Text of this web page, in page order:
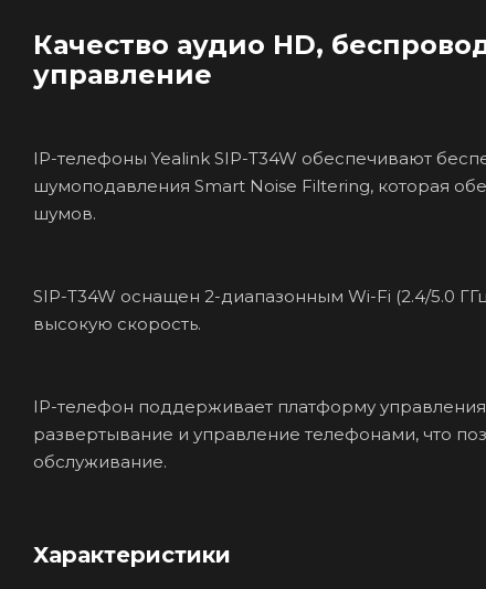
Качество аудио HD,
управление
IP-телефоны Yealink SIP-T34W обеспечивают
шумоподавления Smart Noise Filtering, которая
шумов.
SIP-T34W оснащен 2-диапазонным Wi-Fi (2.4/5.0
высокую скорость.
IP-телефон поддерживает платформу
развертывание и управление телефонами, что
обслуживание.
Характеристики